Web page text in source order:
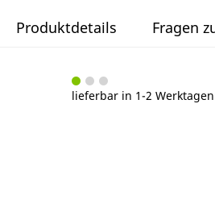
Produktdetails Fragen
lieferbar in 1-2 Werktagen